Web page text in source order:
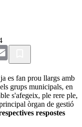
Email
ja es fan prou llargs amb
grups municipals, en
s'afegeix, ple rere ple,
òrgan de gestió
respostes